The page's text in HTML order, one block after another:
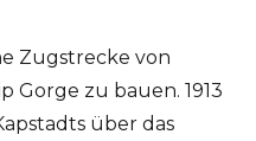
Zugstrecke von
Gorge zu bauen. 1913
über das